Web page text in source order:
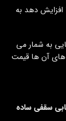
افزایش دهد به
به شمار می
های آن ها قیمت
سقفی ساده